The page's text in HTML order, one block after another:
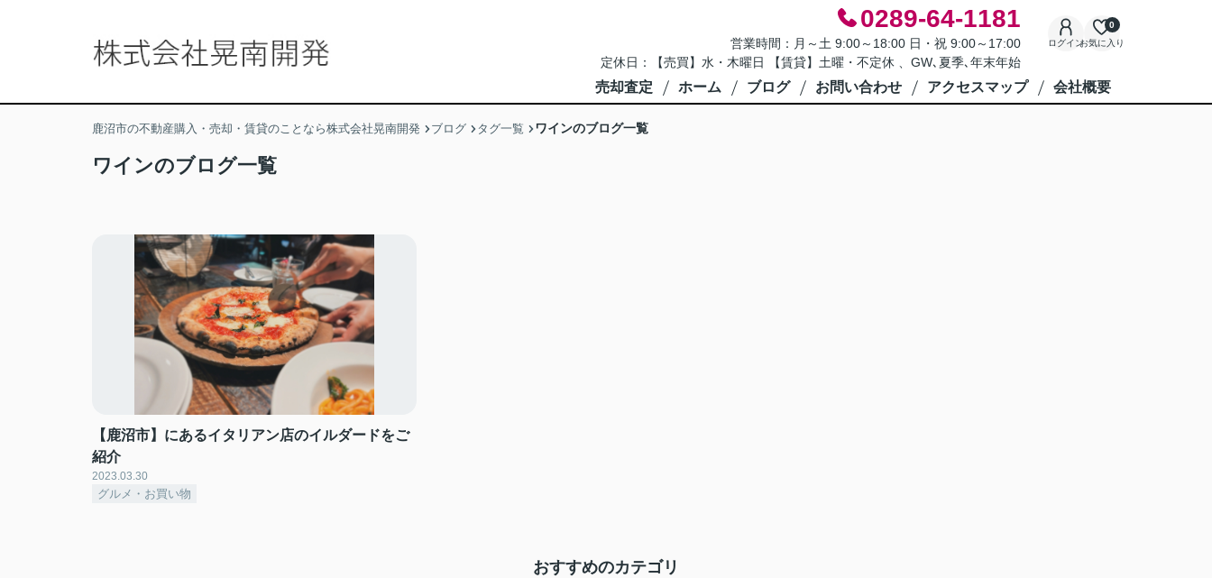
0289-64-1181
営業時間：月～土 9:00～18:00 日・祝 9:00～17:00
定休日：【売買】水・木曜日 【賃貸】土曜・不定休 、GW､夏季､年末年始
ログインお気に入り
0
売却査定 ホーム ブログ お問い合わせ アクセスマップ 会社概要
鹿沼市の不動産購入・売却・賃貸のことなら株式会社晃南開発 ブログ タグ一覧 ワインのブログ一覧
ワインのブログ一覧
【鹿沼市】にあるイタリアン店のイルダードをご
紹介
2023.03.30
グルメ・お買い物
おすすめのカテゴリ